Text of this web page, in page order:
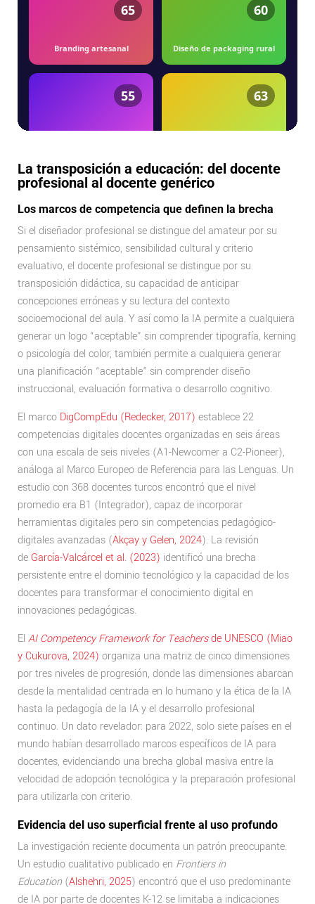
La transposición a educación: del docente
profesional al docente genérico
Los marcos de competencia que definen la brecha
Si el diseñador profesional se distingue del amateur por su
pensamiento sistémico, sensibilidad cultural y criterio
evaluativo, el docente profesional se distingue por su
transposición didáctica, su capacidad de anticipar
concepciones erróneas y su lectura del contexto
socioemocional del aula. Y así como la IA permite a cualquiera
generar un logo “aceptable” sin comprender tipografía, kerning
o psicología del color, también permite a cualquiera generar
una planificación “aceptable” sin comprender diseño
instruccional, evaluación formativa o desarrollo cognitivo.
El marco DigCompEdu (Redecker, 2017) establece 22
competencias digitales docentes organizadas en seis áreas
con una escala de seis niveles (A1-Newcomer a C2-Pioneer),
análoga al Marco Europeo de Referencia para las Lenguas. Un
estudio con 368 docentes turcos encontró que el nivel
promedio era B1 (Integrador), capaz de incorporar
herramientas digitales pero sin competencias pedagógico-
digitales avanzadas (Akçay y Gelen, 2024). La revisión
de García-Valcárcel et al. (2023) identificó una brecha
persistente entre el dominio tecnológico y la capacidad de los
docentes para transformar el conocimiento digital en
innovaciones pedagógicas.
El AI Competency Framework for Teachersde UNESCO (Miao
y Cukurova, 2024) organiza una matriz de cinco dimensiones
por tres niveles de progresión, donde las dimensiones abarcan
desde la mentalidad centrada en lo humano y la ética de la IA
hasta la pedagogía de la IA y el desarrollo profesional
continuo. Un dato revelador: para 2022, solo siete países en el
mundo habían desarrollado marcos específicos de IA para
docentes, evidenciando una brecha global masiva entre la
velocidad de adopción tecnológica y la preparación profesional
para utilizarla con criterio.
Evidencia del uso superficial frente al uso profundo
La investigación reciente documenta un patrón preocupante.
Un estudio cualitativo publicado en Frontiers in
Education(Alshehri, 2025) encontró que el uso predominante
de IA por parte de docentes K-12 se limitaba a indicaciones